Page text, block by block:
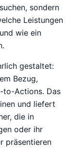
sondern
Leistungen
wie ein
gestaltet:
Bezug,
to-Actions. Das
und liefert
die in
oder ihr
präsentieren